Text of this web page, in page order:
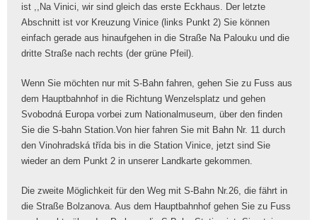
ist ,,Na Vinici, wir sind gleich das erste Eckhaus. Der letzte
Abschnitt ist vor Kreuzung Vinice (links Punkt 2) Sie können
einfach gerade aus hinaufgehen in die Straße Na Palouku und die
dritte Straße nach rechts (der grüne Pfeil).
Wenn Sie möchten nur mit S-Bahn fahren, gehen Sie zu Fuss aus
dem Hauptbahnhof in die Richtung Wenzelsplatz und gehen
Svobodná Europa vorbei zum Nationalmuseum, über den finden
Sie die S-bahn Station.Von hier fahren Sie mit Bahn Nr. 11 durch
den Vinohradská třída bis in die Station Vinice, jetzt sind Sie
wieder an dem Punkt 2 in unserer Landkarte gekommen.
Die zweite Möglichkeit für den Weg mit S-Bahn Nr.26, die fährt in
die Straße Bolzanova. Aus dem Hauptbahnhof gehen Sie zu Fuss